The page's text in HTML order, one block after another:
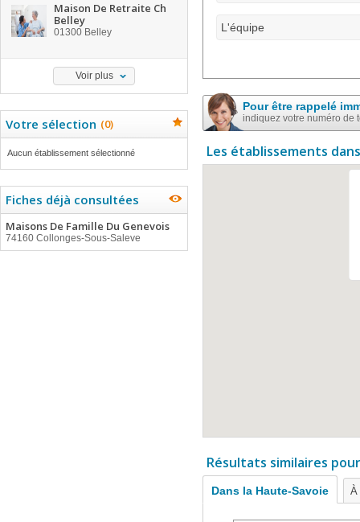
Maison De Retraite Ch
Belley
01300 Belley
Voir plus
Votre sélection (0)
Aucun établissement sélectionné
Fiches déjà consultées
Maisons De Famille Du Genevois
74160 Collonges-Sous-Saleve
L'équipe
Pour être rappelé
indiquez votre numéro de
Les établissements
Résultats similaires
Dans la Haute-Savoie À